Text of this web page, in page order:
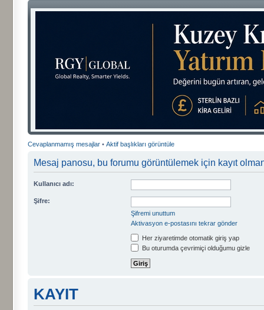
Cevaplanmamış mesajlar • Aktif başlıkları görüntüle
Mesaj panosu, bu forumu görüntülemek için kayıt
Kullanıcı adı:
Şifre:
Şifremi unuttum
Aktivasyon e-postasını tekrar gönder
Her ziyaretimde otomatik giriş yap
Bu oturumda çevrimiçi olduğumu gizle
KAYIT